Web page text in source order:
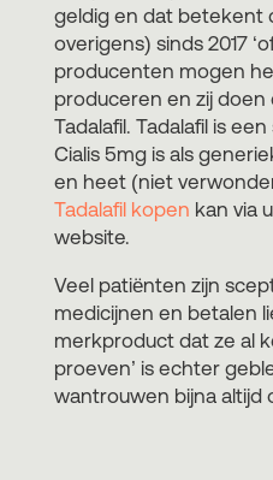
geldig en dat betekent
overigens) sinds 2017
producenten mogen
produceren en zij
Tadalafil. Tadalafil is
Cialis 5mg is als
en heet (niet
Tadalafil kopen kan via
website.
Veel patiënten zijn
medicijnen en betalen
merkproduct dat ze al
proeven’ is echter
wantrouwen bijna altijd